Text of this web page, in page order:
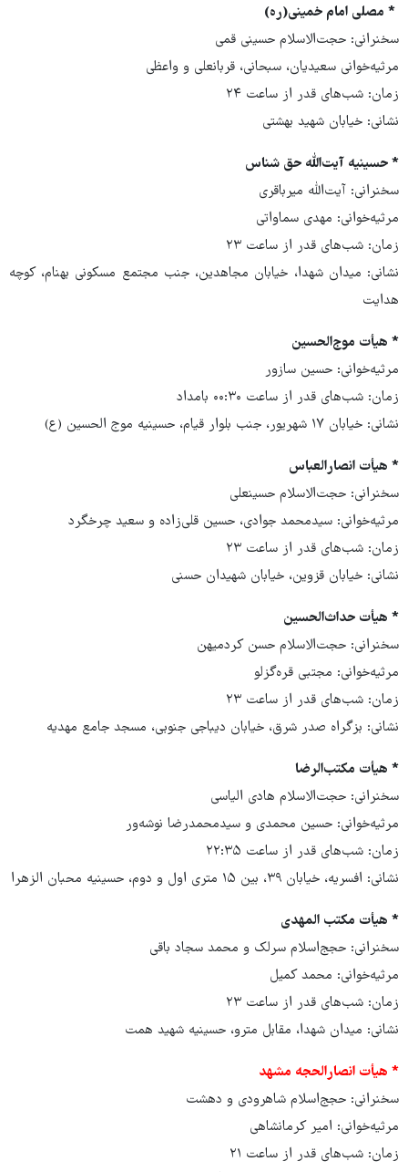
* مصلی امام خمینی(ره)
سخنرانی: حجت‌الاسلام حسینی قمی
مرثیه‌خوانی سعیدیان، سبحانی، قربانعلی و واعظی
زمان: شب‌های قدر از ساعت ۲۴
نشانی: خیابان شهید بهشتی
* حسینیه آیت‌الله حق شناس
سخنرانی: آیت‌الله میرباقری
مرثیه‌خوانی: مهدی سماواتی
زمان: شب‌های قدر از ساعت ۲۳
نشانی: میدان شهدا، خیابان مجاهدین، جنب مجتمع مسکونی بهنام، کوچه
هدایت
* هیأت موج‌الحسین
مرثیه‌خوانی: حسین سازور
زمان: شب‌های قدر از ساعت ۰۰:۳۰ بامداد
نشانی: خیابان ۱۷ شهریور، جنب بلوار قیام، حسینیه موج الحسین (ع)
* هیأت انصارالعباس
سخنرانی: حجت‌الاسلام حسینعلی
مرثیه‌خوانی: سیدمحمد جوادی، حسین قلی‌زاده و سعید چرخگرد
زمان: شب‌های قدر از ساعت ۲۳
نشانی: خیابان قزوین، خیابان شهیدان حسنی
* هیأت حداث‌الحسین
سخنرانی: حجت‌الاسلام حسن کردمیهن
مرثیه‌خوانی: مجتبی قره‌گزلو
زمان: شب‌های قدر از ساعت ۲۳
نشانی: بزگراه صدر شرق، خیابان دیباجی جنوبی،‌ مسجد جامع مهدیه
* هیأت مکتب‌الرضا
سخنرانی: حجت‌الاسلام هادی الیاسی
مرثیه‌خوانی: حسین محمدی و سیدمحمدرضا نوشه‌ور
زمان: شب‌های قدر از ساعت ۲۲:۳۵
نشانی: افسریه، خیابان ۳۹، بین ۱۵ متری اول و دوم، حسینیه محبان الزهرا
* هیأت مکتب المهدی
سخنرانی: حجج‌اسلام سرلک و محمد سجاد باقی
مرثیه‌خوانی: محمد کمیل
زمان: شب‌های قدر از ساعت ۲۳
نشانی: میدان شهدا، مقابل مترو، حسینیه شهید همت
* هیأت انصارالحجه مشهد
سخنرانی: حجج‌اسلام شاهرودی و دهشت
مرثیه‌خوانی: امیر کرمانشاهی
زمان: شب‌های قدر از ساعت ۲۱